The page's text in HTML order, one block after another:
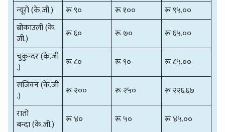
न्यूरो (के.जी.)
रू ९० रू १००
रू ९५.००
ब्रोकाउली (के.
जी.)
रू ६० रू ७०
रू ६५.००
चुकुन्दर (के.जी
.)
रू ८० रू ९०
रू ८५.००
सजिवन (के.जी
.)
रू २०० रू २५०
रू २२६.६७
रातो
बन्दा (के.जी.)
रू ४० रू ५०
रू ४५.००